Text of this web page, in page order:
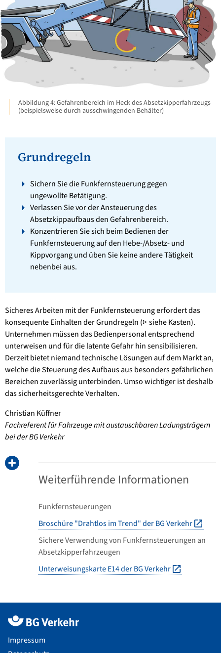
Abbildung 4: Gefahrenbereich im Heck des Absetzkipperfahrzeugs
(beispielsweise durch ausschwingenden Behälter)
Grundregeln
Sichern Sie die Funkfernsteuerung gegen
ungewollte Betätigung.
Verlassen Sie vor der Ansteuerung des
Absetzkippaufbaus den Gefahrenbereich.
Konzentrieren Sie sich beim Bedienen der
Funkfernsteuerung auf den Hebe-/Absetz- und
Kippvorgang und üben Sie keine andere Tätigkeit
nebenbei aus.
Sicheres Arbeiten mit der Funkfernsteuerung erfordert das
konsequente Einhalten der Grundregeln (▷ siehe Kasten).
Unternehmen müssen das Bedienpersonal entsprechend
unterweisen und für die latente Gefahr hin sensibilisieren.
Derzeit bietet niemand technische Lösungen auf dem Markt an,
welche die Steuerung des Aufbaus aus besonders gefährlichen
Bereichen zuverlässig unterbinden. Umso wichtiger ist deshalb
das sicherheitsgerechte Verhalten.
Christian Küffner
Fachreferent für Fahrzeuge mit austauschbarenLadungsträgern
bei der BG Verkehr
Weiterführende Informationen
Funkfernsteuerungen
Broschüre "Drahtlos im Trend" der BG Verkehr
Sichere Verwendung von Funkfernsteuerungen an
Absetzkipperfahrzeugen
Unterweisungskarte E14 der BG Verkehr
Impressum